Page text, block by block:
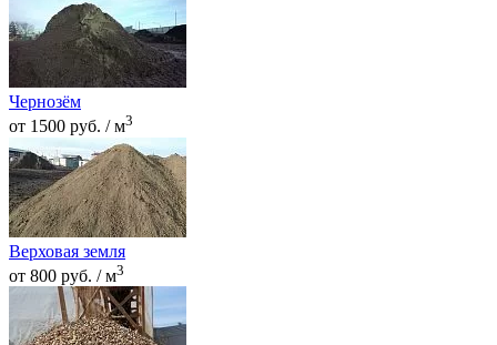
Чернозём
от 1500 руб. / м3
Верховая земля
от 800 руб. / м3